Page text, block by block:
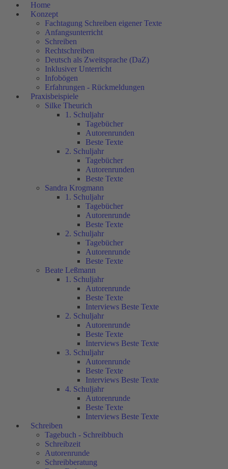
Home
Konzept
Fachtagung Schreiben eigener Texte
Anfangsunterricht
Schreiben
Rechtschreiben
Deutsch als Zweitsprache (DaZ)
Inklusiver Unterricht
Infobögen
Erfahrungen - Rückmeldungen
Praxisbeispiele
Silke Theurich
1. Schuljahr
Tagebücher
Autorenrunden
Beste Texte
2. Schuljahr
Tagebücher
Autorenrunden
Beste Texte
Sandra Krogmann
1. Schuljahr
Tagebücher
Autorenrunde
Beste Texte
2. Schuljahr
Tagebücher
Autorenrunde
Beste Texte
Beate Leßmann
1. Schuljahr
Autorenrunde
Beste Texte
Interviews Beste Texte
2. Schuljahr
Autorenrunde
Beste Texte
Interviews Beste Texte
3. Schuljahr
Autorenrunde
Beste Texte
Interviews Beste Texte
4. Schuljahr
Autorenrunde
Beste Texte
Interviews Beste Texte
Schreiben
Tagebuch - Schreibbuch
Schreibzeit
Autorenrunde
Schreibberatung